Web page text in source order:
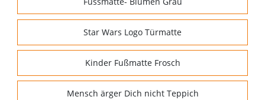
Star Wars Logo Türmatte
Kinder Fußmatte Frosch
Mensch ärger Dich nicht Teppich